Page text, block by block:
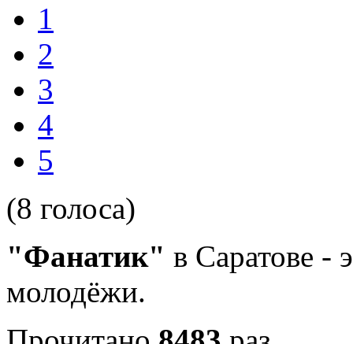
1
2
3
4
5
(8 голоса)
"Фанатик" в Саратове -
молодёжи.